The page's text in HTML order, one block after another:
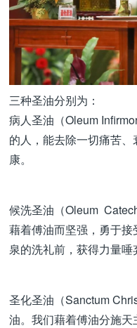
三种圣油分别为：
病人圣油（Oleum
的人，能去除一切痛苦
康。
候洗圣油（Oleum
藉着傅油而坚强，勇于
泉的洗礼前，获得力量唾
圣化圣油（Sanctum
油。我们藉着傅油分施